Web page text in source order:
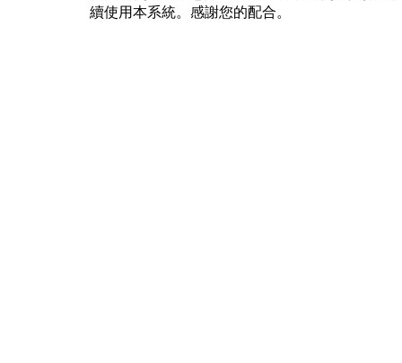
續使用本系統。感謝您的配合。